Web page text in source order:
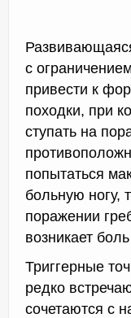
с
привести к
походки, при
ступать на
попытаться
больную ногу,
поражении
возникает
Триггерные
редко
сочетаются с